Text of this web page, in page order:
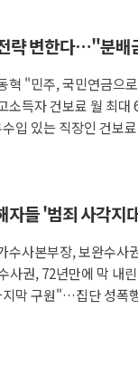
략 변한다…"분
혁 "민주, 국민연금으
판"
소득자 건보료 월 최
입 있는 직장인 건보
들 '범죄 사각지
수사본부장, 보완수
소"
사권, 72년만에 막 내
막 구원"…집단 성폭